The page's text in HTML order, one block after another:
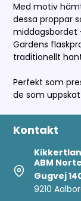
Med motiv
dessa proppar
middagsbordet
Gardens
traditionellt
Perfekt som
de som
Kontakt
ABM
Gugvej
9210